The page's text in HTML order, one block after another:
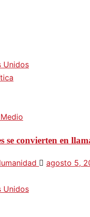
Unidos
se convierten en
agosto 5,
Unidos